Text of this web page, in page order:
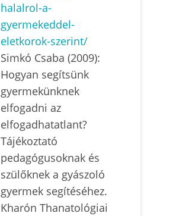
halalrol-a-
gyermekeddel-
eletkorok-szerint/
Simkó Csaba (2009):
Hogyan segítsünk
gyermekünknek
elfogadni az
elfogadhatatlant?
Tájékoztató
pedagógusoknak és
szülőknek a gyászoló
gyermek segítéséhez.
Kharón Thanatológiai